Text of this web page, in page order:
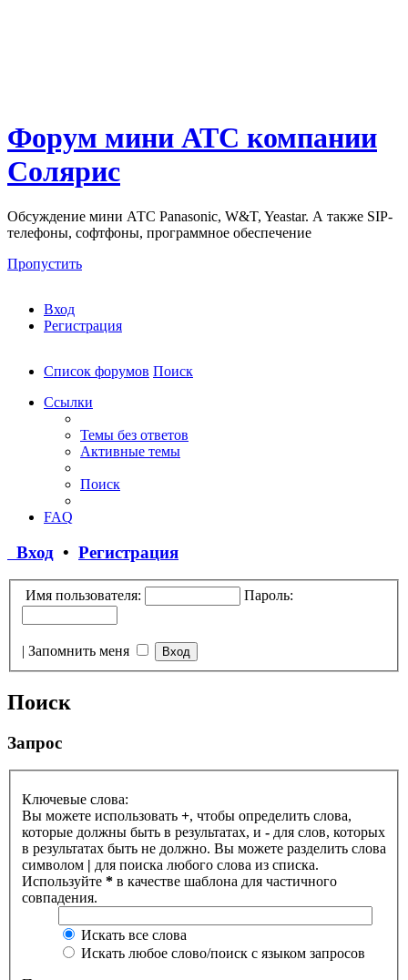
Форум мини АТС компании
Солярис
Обсуждение мини АТС Panasonic, W&T, Yeastar. А также SIP-
телефоны, софтфоны, программное обеспечение
Пропустить
Вход
Регистрация
Список форумов Поиск
Ссылки
Темы без ответов
Активные темы
Поиск
FAQ
Вход • Регистрация
Имя пользователя: Пароль:
| Запомнить меня
Поиск
Запрос
Ключевые слова:
Вы можете использовать +, чтобы определить слова,
которые должны быть в результатах, и - для слов, которых
в результатах быть не должно. Вы можете разделить слова
символом | для поиска любого слова из списка.
Используйте * в качестве шаблона для частичного
совпадения.
Искать все слова
Искать любое слово/поиск с языком запросов